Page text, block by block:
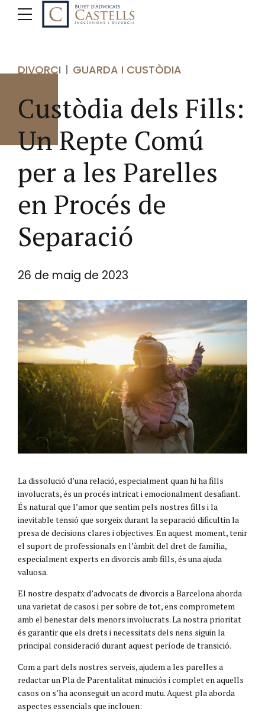
DIVORCI GUARDA I CUSTÒDIA
Custòdia dels Fills:
Un Repte Comú
per a les Parelles
en Procés de
Separació
26 de maig de 2023
La dissolució d’una relació, especialment quan hi ha fills
involucrats, és un procés intricat i emocionalment desafiant.
És natural que l’amor que sentim pels nostres fills i la
inevitable tensió que sorgeix durant la separació dificultin la
presa de decisions clares i objectives. En aquest moment, tenir
el suport de professionals en l’àmbit del dret de família,
especialment experts en divorcis amb fills, és una ajuda
valuosa.
El nostre despatx d’advocats de divorcis a Barcelona aborda
una varietat de casos i per sobre de tot, ens comprometem
amb el benestar dels menors involucrats. La nostra prioritat
és garantir que els drets i necessitats dels nens siguin la
principal consideració durant aquest període de transició.
Com a part dels nostres serveis, ajudem a les parelles a
redactar un Pla de Parentalitat minuciós i complet en aquells
casos on s’ha aconseguit un acord mutu. Aquest pla aborda
aspectes essencials que inclouen: